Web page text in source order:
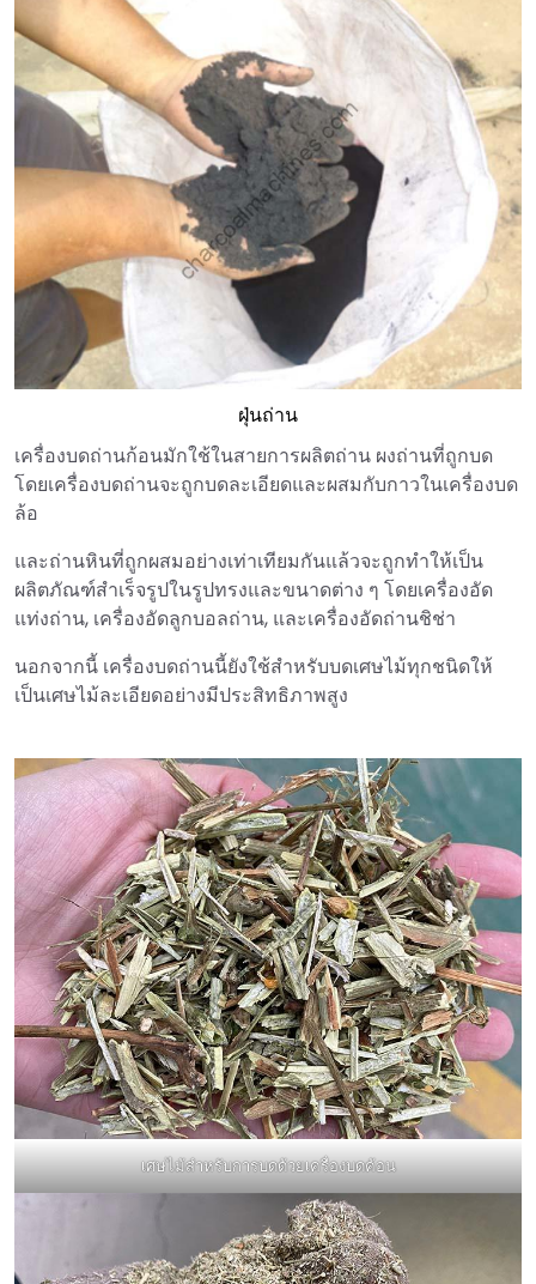
ฝุ่นถ่าน
เครื่องบดถ่านก้อนมักใช้ในสายการผลิตถ่าน ผงถ่านที่ถูกบด
โดยเครื่องบดถ่านจะถูกบดละเอียดและผสมกับกาวในเครื่องบด
ล้อ
และถ่านหินที่ถูกผสมอย่างเท่าเทียมกันแล้วจะถูกทำให้เป็น
ผลิตภัณฑ์สำเร็จรูปในรูปทรงและขนาดต่าง ๆ โดยเครื่องอัด
แท่งถ่าน, เครื่องอัดลูกบอลถ่าน, และเครื่องอัดถ่านชิช่า
นอกจากนี้ เครื่องบดถ่านนี้ยังใช้สำหรับบดเศษไม้ทุกชนิดให้
เป็นเศษไม้ละเอียดอย่างมีประสิทธิภาพสูง
เศษไม้สำหรับการบดด้วยเครื่องบดค้อน